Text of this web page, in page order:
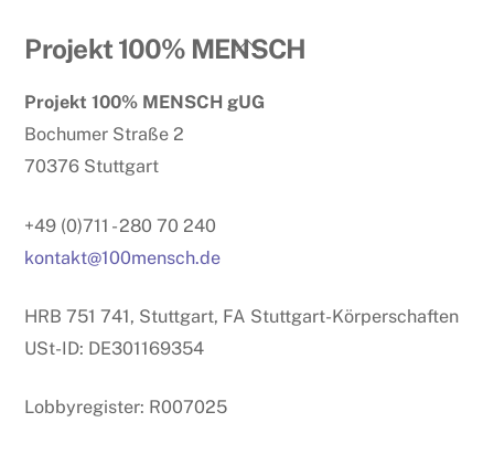
Back
Top
Projekt 100% MENSCH
Projekt 100% MENSCH gUG
Bochumer Straße 2
70376 Stuttgart
+49 (0)711 - 280 70 240
kontakt@100mensch.de
HRB 751 741, Stuttgart, FA Stuttgart-Körperschaften
USt-ID: DE301169354
Lobbyregister: R007025